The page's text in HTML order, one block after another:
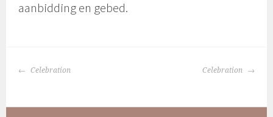
aanbidding en gebed.
BERICHTNAVIGATIE
Celebration Celebration